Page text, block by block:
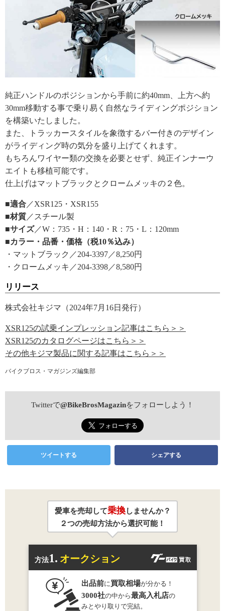
純正ハンドルのポジションから手前に約40mm、上方へ約
30mm移動する事で乗り易く自然なライディングポジション
を構築いたしました。
また、トラッカースタイルを象徴するバー付きのデザイン
がライディング時の気分を盛り上げてくれます。
もちろんワイヤー類の交換を必要とせず、純正インナーウ
エイトも移植可能です。
仕上げはマットブラックとクロームメッキの２色。
■適合 ／XSR125・XSR155
■材質 ／スチール製
■サイズ／W：735・H：140・R：75・L：120mm
■カラー・品番・価格（税10％込み）
・マットブラック／204-3397／8,250円
・クロームメッキ／204-3398／8,580円
リリース
株式会社キジマ（2024年7月16日発行）
XSR125の試乗インプレッション記事はこちら＞＞
XSR125のカタログページはこちら＞＞
その他キジマ製品に関する記事はこちら＞＞
バイクブロス・マガジンズ編集部
Twitterで@BikeBrosMagazinをフォローしよう！
ツイートする シェアする
愛車を売却して乗換しませんか？
２つの売却方法から選択可能！
方法1. オークション
出品前に買取相場が分かる！
3000社の中から最高入札店の
みとやり取りで完結。